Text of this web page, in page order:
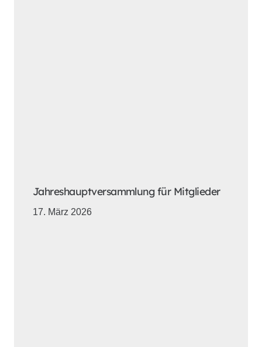
Jahreshauptversammlung für Mitglieder
17. März 2026